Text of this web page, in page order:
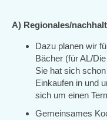
A) Regionales/
Dazu planen wir
Bächer (für AL/
Sie hat sich
Einkaufen in und
sich um einen
Gemeinsames